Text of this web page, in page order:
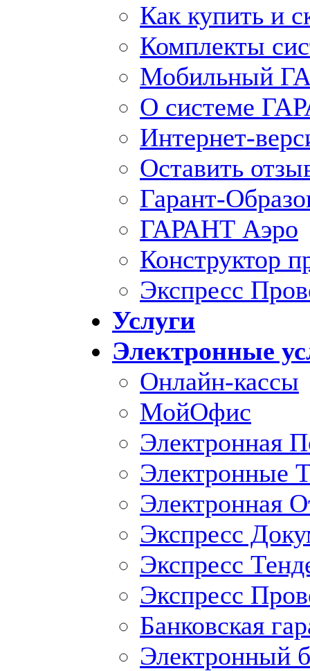
Как купить и
Комплекты
Мобильный
О системе
Интернет-
Оставить
Гарант-
ГАРАНТ Аэро
Конструктор
Экспресс
Услуги
Электронные
Онлайн-кассы
МойОфис
Электронная
Электронные
Электронная
Экспресс
Экспресс
Экспресс
Банковская
Электронный